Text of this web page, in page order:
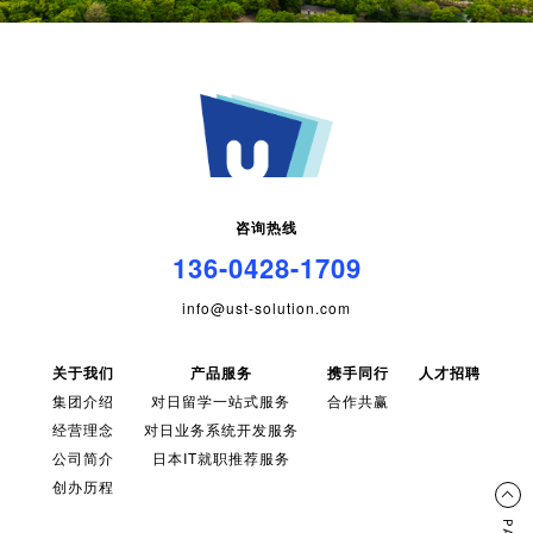
咨询热线
136-0428-1709
info@ust-solution.com
关于我们
集团介绍
经营理念
公司简介
创办历程
产品服务
对日留学一站式服务
对日业务系统开发服务
日本IT就职推荐服务
携手同行
合作共赢
人才招聘